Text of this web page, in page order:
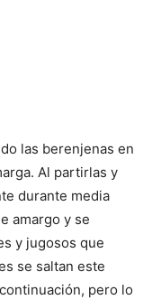
las berenjenas en
Al partirlas y
durante media
amargo y se
y jugosos que
se saltan este
pero lo